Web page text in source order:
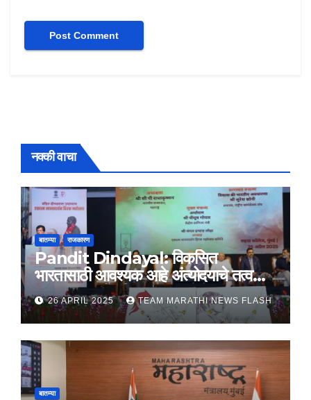
नक्की वाचा
बातम्या राजकारण
Pandit Dindayal: विकसित
भारतासाठी आवश्यक आहे अंत्योदयाचे तत्वज्ञान
– राज्यपाल सी. पी. राधाकृष्णन
26 APRIL 2025 TEAM MARATHI NEWS FLASH
बातम्या